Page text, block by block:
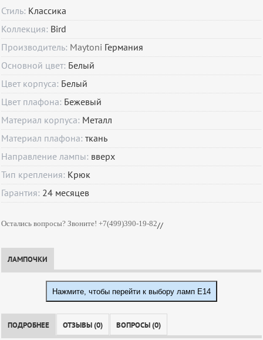
Стиль: Классика
Коллекция: Bird
Производитель: Maytoni Германия
Основной цвет: Белый
Цвет корпуса: Белый
Цвет плафона: Бежевый
Материал корпуса: Металл
Материал плафона:ткань
Направление лампы: вверх
Тип крепления: Крюк
Гарантия: 24 месяцев
Остались вопросы? Звоните! +7(499)390-19-82//
ЛАМПОЧКИ
Нажмите, чтобы перейти к выбору ламп E14
ПОДРОБНЕЕ ОТЗЫВЫ (0) ВОПРОСЫ (0)